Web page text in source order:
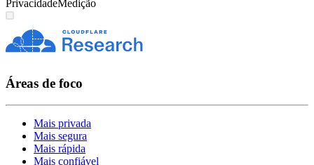
PrivacidadeMedição
Áreas de foco
Mais privada
Mais segura
Mais rápida
Mais confiável